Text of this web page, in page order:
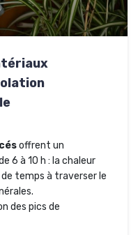
offrent un
6 à 10 h : la chaleur
temps à traverser le
des pics de